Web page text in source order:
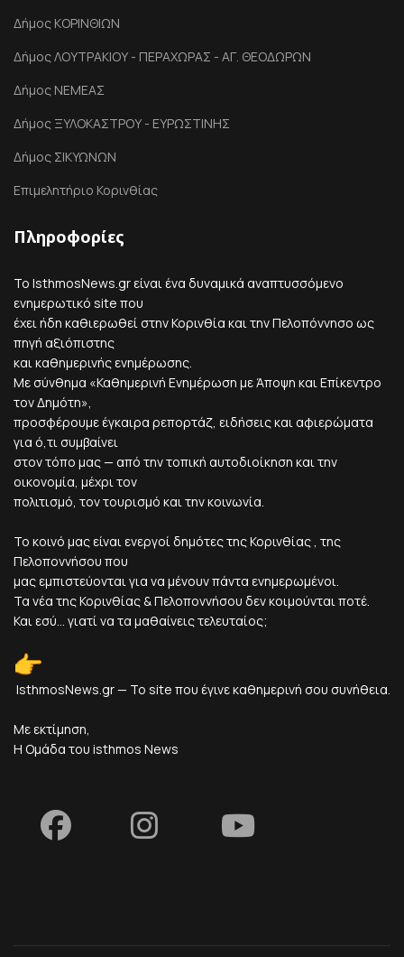
Δήμος ΚΟΡΙΝΘΙΩΝ
Δήμος ΛΟΥΤΡΑΚΙΟΥ - ΠΕΡΑΧΩΡΑΣ - ΑΓ. ΘΕΟΔΩΡΩΝ
Δήμος ΝΕΜΕΑΣ
Δήμος ΞΥΛΟΚΑΣΤΡΟΥ - ΕΥΡΩΣΤΙΝΗΣ
Δήμος ΣΙΚΥΩΝΩΝ
Επιμελητήριο Κορινθίας
Πληροφορίες
Το IsthmosNews.gr είναι ένα δυναμικά αναπτυσσόμενο
ενημερωτικό site που
έχει ήδη καθιερωθεί στην Κορινθία και την Πελοπόννησο ως
πηγή αξιόπιστης
και καθημερινής ενημέρωσης.
Με σύνθημα «Καθημερινή Ενημέρωση με Άποψη και Επίκεντρο
τον Δημότη»,
προσφέρουμε έγκαιρα ρεπορτάζ, ειδήσεις και αφιερώματα
για ό,τι συμβαίνει
στον τόπο μας — από την τοπική αυτοδιοίκηση και την
οικονομία, μέχρι τον
πολιτισμό, τον τουρισμό και την κοινωνία.
Το κοινό μας είναι ενεργοί δημότες της Κορινθίας , της
Πελοποννήσου που
μας εμπιστεύονται για να μένουν πάντα ενημερωμένοι.
Τα νέα της Κορινθίας & Πελοποννήσου δεν κοιμούνται ποτέ.
Και εσύ... γιατί να τα μαθαίνεις τελευταίος;
IsthmosNews.gr — Το site που έγινε καθημερινή σου συνήθεια.
Με εκτίμηση,
Η Ομάδα του isthmos News